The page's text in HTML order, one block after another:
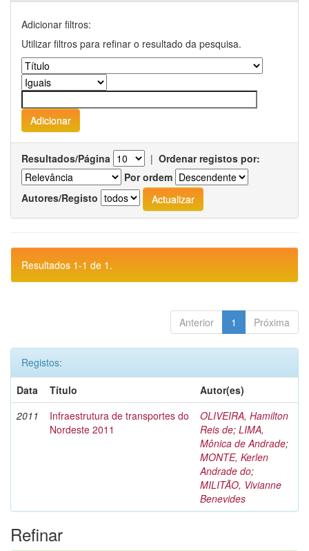
Adicionar filtros:
Utilizar filtros para refinar o resultado da pesquisa.
Resultados/Página | Ordenar registos por:
Por ordem
Autores/Registo
Resultados 1-1 de 1.
Anterior 1 Próxima
Registos:
Data
Título
Autor(es)
2011
Infraestrutura de transportes do
Nordeste 2011
OLIVEIRA, Hamilton
Reis de; LIMA,
Mônica de Andrade;
MONTE, Kerlen
Andrade do;
MILITÃO, Vivianne
Benevides
Refinar